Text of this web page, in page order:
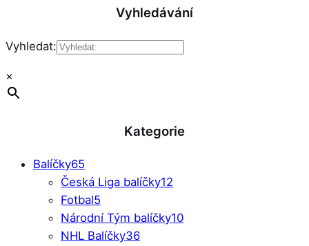
Vyhledávání
Vyhledat:
×
Kategorie
Balíčky65
Česká Liga balíčky12
Fotbal5
Národní Tým balíčky10
NHL Balíčky36